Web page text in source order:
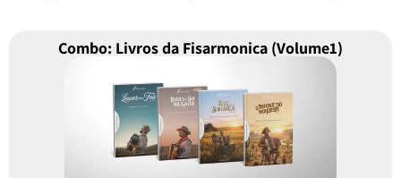
Combo: Livros da Fisarmonica (Volume1)